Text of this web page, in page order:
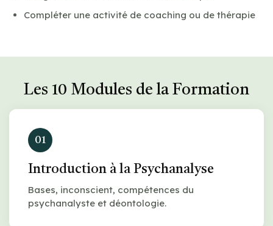
Compléter une activité de coaching ou de thérapie
Les 10 Modules de la Formation
01
Introduction à la Psychanalyse
Bases, inconscient, compétences du
psychanalyste et déontologie.